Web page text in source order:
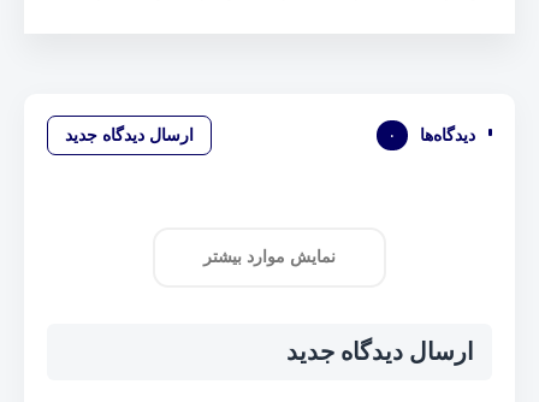
دیدگاه‌ها ۰ ارسال دیدگاه جدید
نمایش موارد بیشتر
ارسال دیدگاه جدید